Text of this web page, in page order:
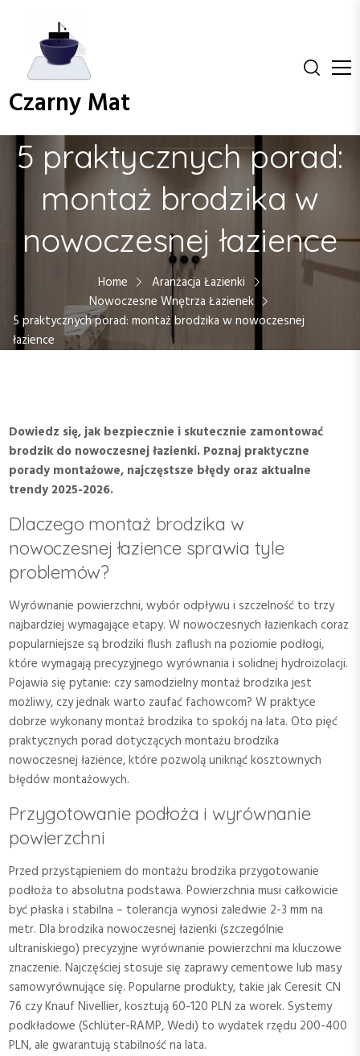
Czarny Mat
5 praktycznych porad:
montaż brodzika w
nowoczesnej łazience
Home
Aranżacja Łazienki
Nowoczesne Wnętrza Łazienek
5 praktycznych porad: montaż brodzika w nowoczesnej
łazience
Dowiedz się, jak bezpiecznie i skutecznie zamontować
brodzik do nowoczesnej łazienki. Poznaj praktyczne
porady montażowe, najczęstsze błędy oraz aktualne
trendy 2025-2026.
Dlaczego montaż brodzika w
nowoczesnej łazience sprawia tyle
problemów?
Wyrównanie powierzchni, wybór odpływu i szczelność to trzy
najbardziej wymagające etapy. W nowoczesnych łazienkach coraz
popularniejsze są brodziki flush zaflush na poziomie podłogi,
które wymagają precyzyjnego wyrównania i solidnej hydroizolacji.
Pojawia się pytanie: czy samodzielny montaż brodzika jest
możliwy, czy jednak warto zaufać fachowcom? W praktyce
dobrze wykonany montaż brodzika to spokój na lata. Oto pięć
praktycznych porad dotyczących montażu brodzika
nowoczesnej łazience, które pozwolą uniknąć kosztownych
błędów montażowych.
Przygotowanie podłoża i wyrównanie
powierzchni
Przed przystąpieniem do montażu brodzika przygotowanie
podłoża to absolutna podstawa. Powierzchnia musi całkowicie
być płaska i stabilna – tolerancja wynosi zaledwie 2-3 mm na
metr. Dla brodzika nowoczesnej łazienki (szczególnie
ultraniskiego) precyzyjne wyrównanie powierzchni ma kluczowe
znaczenie. Najczęściej stosuje się zaprawy cementowe lub masy
samowyrównujące się. Popularne produkty, takie jak Ceresit CN
76 czy Knauf Nivellier, kosztują 60-120 PLN za worek. Systemy
podkładowe (Schlüter-RAMP, Wedi) to wydatek rzędu 200-400
PLN, ale gwarantują stabilność na lata.